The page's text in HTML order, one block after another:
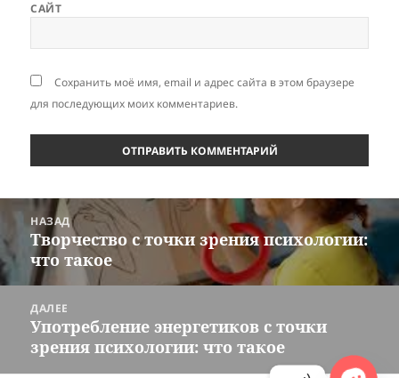
САЙТ
Сохранить моё имя, email и адрес сайта в этом браузере
для последующих моих комментариев.
Навигация
записям
НАЗАД
Предыдущая
запись:
Творчество с точки зрения психологии:
что такое
ДАЛЕЕ
Следующая
запись:
Употребление энергетиков с точки
зрения психологии: что такое